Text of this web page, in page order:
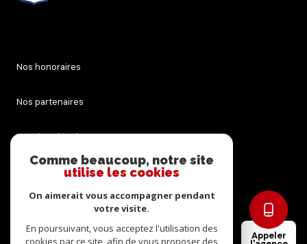
Appeler
Nos honoraires
Nos partenaires
Mentions légales
Cookies
Comme beaucoup, notre site
utilise les cookies
On aimerait vous accompagner pendant
votre visite.
En poursuivant, vous acceptez l'utilisation des
cookies par ce site, afin de vous proposer des